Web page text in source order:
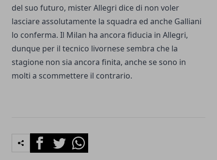
del suo futuro, mister Allegri dice di non voler
lasciare assolutamente la squadra ed anche Galliani
lo conferma. Il Milan ha ancora fiducia in Allegri,
dunque per il tecnico livornese sembra che la
stagione non sia ancora finita, anche se sono in
molti a scommettere il contrario.
FacebookTwitterWhatsapp